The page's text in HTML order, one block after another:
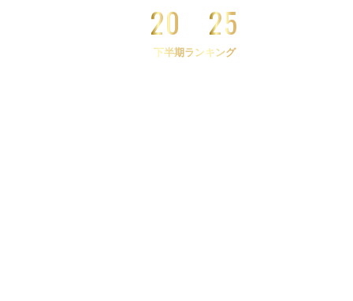
BOXILの使い方ガイド 情報掲載をご希望の方へ
20 25
下半期ランキング